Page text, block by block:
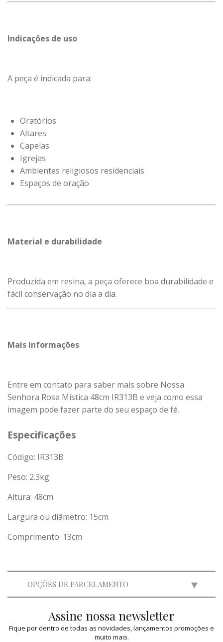
Indicações de uso
A peça é indicada para:
Oratórios
Altares
Capelas
Igrejas
Ambientes religiosos residenciais
Espaços de oração
Material e durabilidade
Produzida em resina, a peça oferece boa durabilidade e
fácil conservação no dia a dia.
Mais informações
Entre em contato para saber mais sobre Nossa
Senhora Rosa Mística 48cm IR313B e veja como essa
imagem pode fazer parte do seu espaço de fé.
Especificações
Código: IR313B
Peso: 2.3kg
Altura: 48cm
Largura ou diâmetro: 15cm
Comprimento: 13cm
OPÇÕES DE PARCELAMENTO
Assine nossa newsletter
Fique por dentro de todas as novidades, lançamentos promoções e
muito mais.